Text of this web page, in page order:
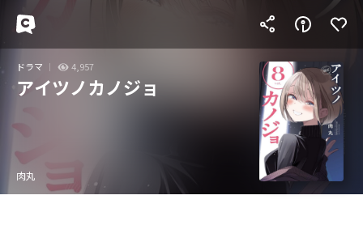
ドラマ 4,957
アイツノカノジョ
肉丸